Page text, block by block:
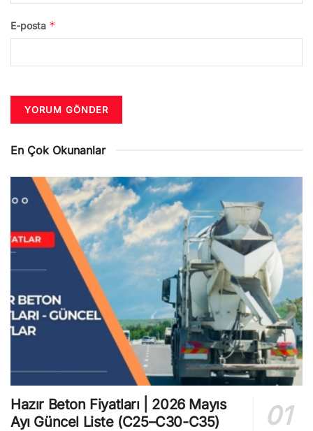
E-posta *
En Çok Okunanlar
Hazır Beton Fiyatları | 2026 Mayıs
Ayı Güncel Liste (C25–C30-C35)